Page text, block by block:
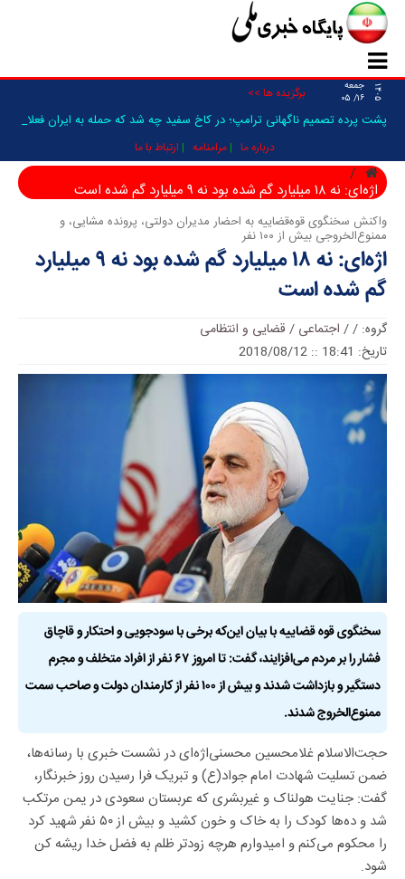
۱۴۰۵
جمعه
۱۶/ ۰۵
برگزیده ها >>
پشت پرده تصمیم ناگهانی ترامپ؛ در کاخ سفید چه شد که حمله به ایران فعلا
درباره ما مرامنامه ارتباط با ما
اژه‌ای: نه ۱۸ میلیارد گم شده‌ بود نه ۹ میلیارد گم شده‌ است
واکنش‌ سخنگوی قوه‌قضاییه به احضار مدیران دولتی، پرونده مشایی، و
ممنوع‌الخروجی بیش از ۱۰۰ نفر
اژه‌ای: نه ۱۸ میلیارد گم شده‌ بود نه ۹ میلیارد
گم شده‌ است
گروه: /
/ اجتماعی / قضایی و انتظامی
تاریخ: 18:41 :: 2018/08/12
سخنگوی قوه قضاییه با بیان این‌که برخی با سودجویی و احتکار و قاچاق
فشار را بر مردم می‌افزایند، گفت: تا امروز ۶۷ نفر از افراد متخلف و مجرم
دستگیر و بازداشت شدند و بیش از ۱۰۰ نفر از کارمندان دولت و صاحب سمت
ممنوع‌الخروج شدند.
حجت‌الاسلام غلامحسین محسنی‌اژه‌ای در نشست خبری با رسانه‌ها،
ضمن تسلیت شهادت امام جواد(ع) و تبریک فرا رسیدن روز خبرنگار،
گفت: جنایت هولناک و غیربشری که عربستان سعودی در یمن مرتکب
شد و ده‌ها کودک را به خاک و خون کشید و بیش از ۵۰ نفر شهید کرد
را محکوم می‌کنم و امیدوارم هرچه زودتر ظلم به فضل خدا ریشه کن
شود.